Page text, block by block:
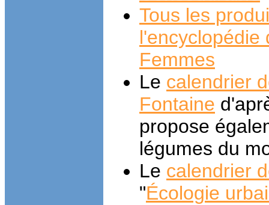
Tous les
l'encyclopédie
Femmes
Le calendrier
Fontaine
propose
légumes du
Le calendrier
"Écologie